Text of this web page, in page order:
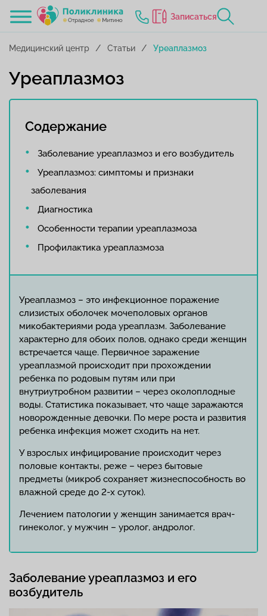
Записаться
Медицинский центр Статьи Уреаплазмоз
Уреаплазмоз
Содержание
Заболевание уреаплазмоз и его возбудитель
Уреаплазмоз: симптомы и признаки
заболевания
Диагностика
Особенности терапии уреаплазмоза
Профилактика уреаплазмоза
Уреаплазмоз – это инфекционное поражение
слизистых оболочек мочеполовых органов
микобактериями рода уреаплазм. Заболевание
характерно для обоих полов, однако среди женщин
встречается чаще. Первичное заражение
уреаплазмой происходит при прохождении
ребенка по родовым путям или при
внутриутробном развитии – через околоплодные
воды. Статистика показывает, что чаще заражаются
новорожденные девочки. По мере роста и развития
ребенка инфекция может сходить на нет.
У взрослых инфицирование происходит через
половые контакты, реже – через бытовые
предметы (микроб сохраняет жизнеспособность во
влажной среде до 2-х суток).
Лечением патологии у женщин занимается врач-
гинеколог, у мужчин – уролог, андролог.
Заболевание уреаплазмоз и его
возбудитель